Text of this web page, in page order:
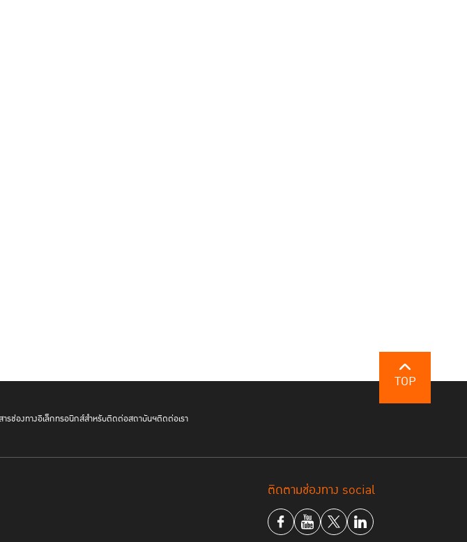
TOP
ารช่องทางอิเล็กทรอนิกส์สำหรับติดต่อสถาบันฯติดต่อเรา
ติดตามช่องทาง social